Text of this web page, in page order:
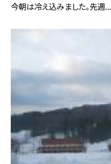
今朝は冷え込みました。先週...